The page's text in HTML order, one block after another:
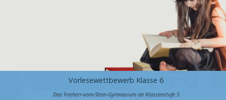
Vorlesewettbewerb Klasse 6
Das Freiherr-vom-Stein-Gymnasium ab Klassenstufe 5